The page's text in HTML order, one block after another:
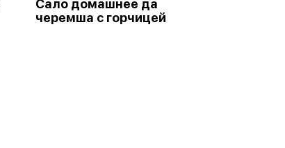
Сало домашнее да
черемша с горчицей